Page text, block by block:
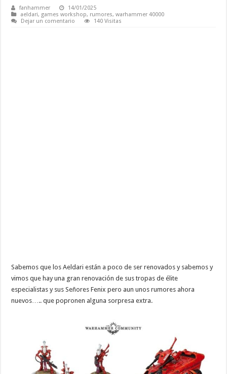
fanhammer
14/01/2025
aeldari, games workshop, rumores,warhammer 40000
Dejar un comentario
140 Visitas
Sabemos que los Aeldari están a poco de ser renovados y sabemos y
vimos que hay una gran renovación de sus tropas de élite
especialistas y sus Señores Fenix pero aun unos rumores ahora
nuevos….. que popronen alguna sorpresa extra.